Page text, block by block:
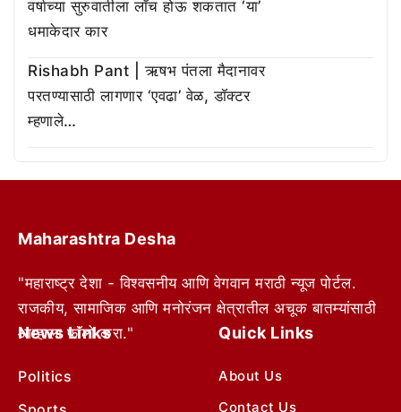
वर्षाच्या सुरुवातीला लाँच होऊ शकतात ‘या’
धमाकेदार कार
Rishabh Pant | ऋषभ पंतला मैदानावर
परतण्यासाठी लागणार ‘एवढा’ वेळ, डॉक्टर
म्हणाले…
Maharashtra Desha
"महाराष्ट्र देशा - विश्वसनीय आणि वेगवान मराठी न्यूज पोर्टल.
राजकीय, सामाजिक आणि मनोरंजन क्षेत्रातील अचूक बातम्यांसाठी
आम्हाला फॉलो करा."
News Links
Politics
Quick Links
About Us
Contact Us